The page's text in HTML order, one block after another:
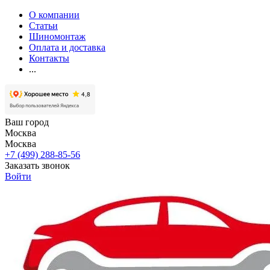
О компании
Статьи
Шиномонтаж
Оплата и доставка
Контакты
...
Ваш город
Москва
Москва
+7 (499) 288-85-56
Заказать звонок
Войти